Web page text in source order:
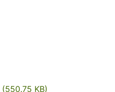
(550.75 KB)